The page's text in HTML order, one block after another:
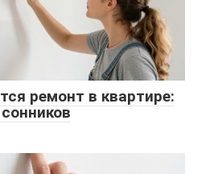
ремонт в квартире: